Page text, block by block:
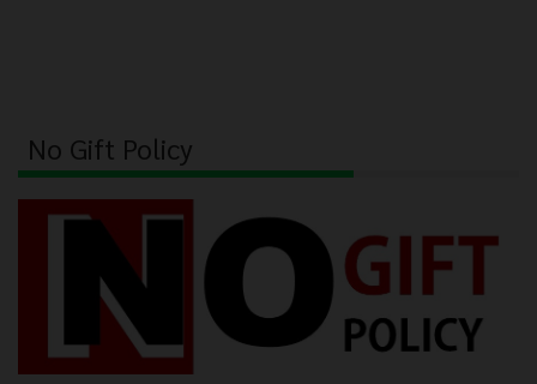
No Gift Policy